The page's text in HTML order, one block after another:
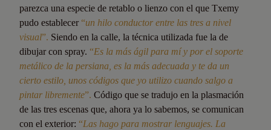
parezca una especie de retablo o lienzo con el que Txemy
pudo establecer “un hilo conductor entre las tres a nivel
visual”. Siendo en la calle, la técnica utilizada fue la de
dibujar con spray. “Es la más ágil para mí y por el soporte
metálico de la persiana, es la más adecuada y te da un
cierto estilo, unos códigos que yo utilizo cuando salgo a
pintar libremente”. Código que se tradujo en la plasmación
de las tres escenas que, ahora ya lo sabemos, se comunican
con el exterior: “Las hago para mostrar lenguajes. La